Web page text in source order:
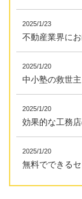
2025/1/23
不動産業界に
2025/1/20
中小塾の救世
2025/1/20
効果的な工務
2025/1/20
無料でできる